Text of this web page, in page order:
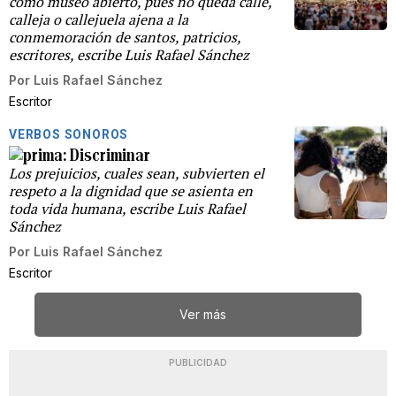
calleja o callejuela ajena a la
conmemoración de santos, patricios,
escritores, escribe Luis Rafael Sánchez
Por Luis Rafael Sánchez
Escritor
VERBOS SONOROS
Discriminar
Los prejuicios, cuales sean, subvierten el
respeto a la dignidad que se asienta en
toda vida humana, escribe Luis Rafael
Sánchez
Por Luis Rafael Sánchez
Escritor
Ver más
PUBLICIDAD